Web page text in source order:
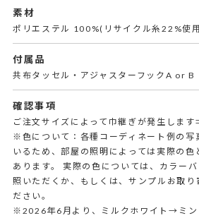
素材
ポリエステル 100%(リサイクル糸22%使
付属品
共布タッセル・アジャスターフックA or B
確認事項
ご注文サイズによって巾継ぎが発生しま
※色について：各種コーディネート例の写
いるため、部屋の照明によっては実際の
あります。 実際の色については、カラー
照いただくか、もしくは、サンプルお取り
ださい。
※2026年6月より、ミルクホワイト→ミン